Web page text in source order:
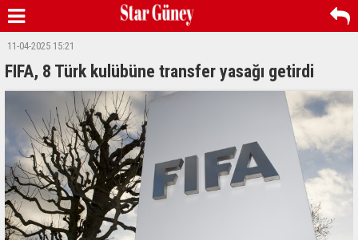
11-04-2025 15:21
FIFA, 8 Türk kulübüne transfer yasağı getirdi